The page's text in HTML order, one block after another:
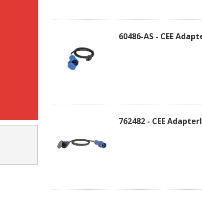
60486-AS - CEE
762482 - CEE